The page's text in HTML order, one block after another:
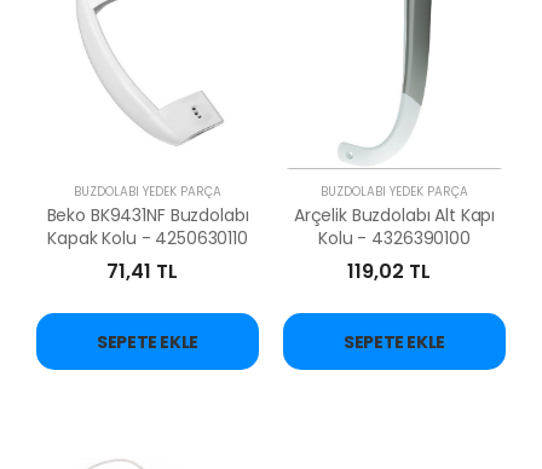
BUZDOLABI YEDEK PARÇA
Beko BK9431NF Buzdolabı
Kapak Kolu - 4250630110
71,41 TL
SEPETE EKLE
BUZDOLABI YEDEK PARÇA
Arçelik Buzdolabı Alt Kapı
Kolu - 4326390100
119,02 TL
SEPETE EKLE